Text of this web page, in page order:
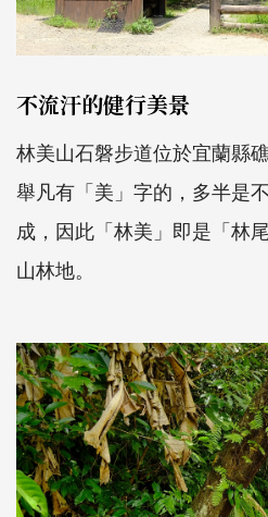
不流汗的健行美景
林美山石磐步道位於宜蘭縣
舉凡有「美」字的，多半是
成，因此「林美」即是「林
山林地。